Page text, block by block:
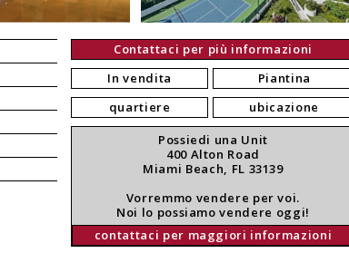
Contattaci per più informazioni
In vendita
quartiere
Piantina
ubicazione
Possiedi una Unit
400 Alton Road
Miami Beach, FL 33139
Vorremmo vendere per voi.
Noi lo possiamo vendere oggi!
contattaci per maggiori informazioni